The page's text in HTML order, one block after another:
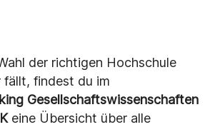
der richtigen Hochschule
findest du im
Gesellschaftswissenschaften
eine Übersicht über alle